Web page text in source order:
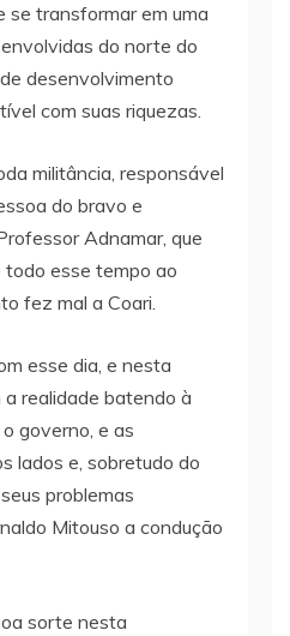
se transformar em uma
do norte do
desenvolvimento
com suas riquezas.
militância, responsável
do bravo e
Adnamar, que
esse tempo ao
fez mal a Coari.
esse dia, e nesta
realidade batendo à
governo, e as
lados e, sobretudo do
problemas
Mitouso a condução
sorte nesta